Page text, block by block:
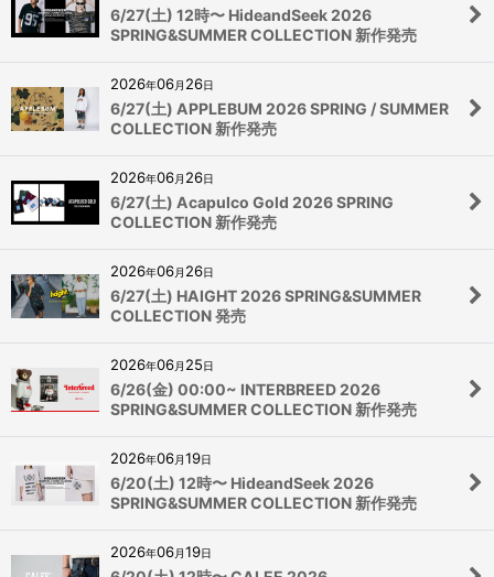
6/27(土) 12時〜 HideandSeek 2026
SPRING&SUMMER COLLECTION 新作発売
2026年06月 26日
6/27(土) APPLEBUM 2026 SPRING / SUMMER
COLLECTION 新作発売
2026年06月 26日
6/27(土) Acapulco Gold 2026 SPRING
COLLECTION 新作発売
2026年06月 26日
6/27(土) HAIGHT 2026 SPRING&SUMMER
COLLECTION 発売
2026年06月 25日
6/26(金) 00:00~ INTERBREED 2026
SPRING&SUMMER COLLECTION 新作発売
2026年06月19日
6/20(土) 12時〜 HideandSeek 2026
SPRING&SUMMER COLLECTION 新作発売
2026年06月19日